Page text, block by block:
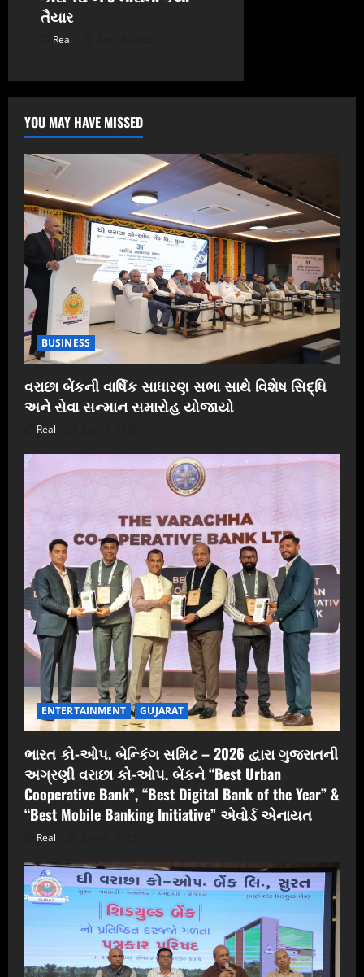
તૈયાર
Real
YOU MAY HAVE MISSED
BUSINESS
વરાછા બેંકની વાર્ષિક સાધારણ સભા સાથે વિશેષ સિદ્ધિ
અને સેવા સન્માન સમારોહ યોજાયો
Real
ENTERTAINMENT GUJARAT
ભારત કો-ઓપ. બેન્કિંગ સમિટ – 2026 દ્વારા ગુજરાતની
અગ્રણી વરાછા કો-ઓપ. બેંકને “Best Urban
Cooperative Bank”, “Best Digital Bank of the Year” &
“Best Mobile Banking Initiative” એવોર્ડ એનાયત
Real